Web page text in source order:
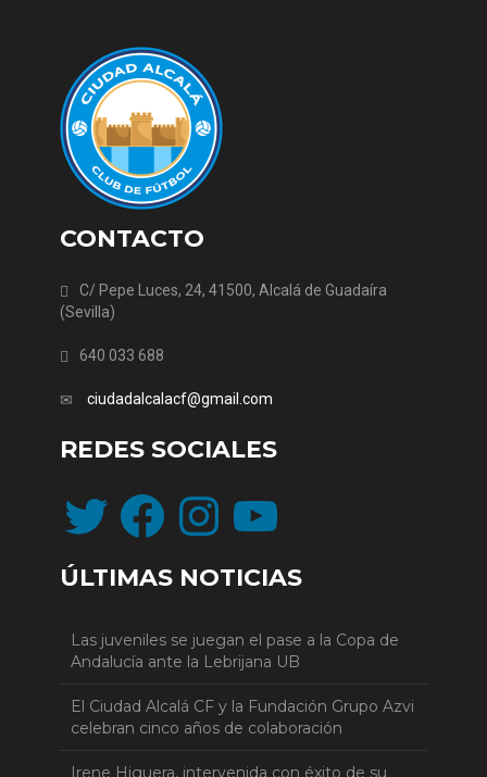
CONTACTO
C/ Pepe Luces, 24, 41500, Alcalá de Guadaíra
(Sevilla)
640 033 688
ciudadalcalacf@gmail.com
REDES SOCIALES
Twitter FacebookInstagramYouTube
ÚLTIMAS NOTICIAS
Las juveniles se juegan el pase a la Copa de
Andalucía ante la Lebrijana UB
El Ciudad Alcalá CF y la Fundación Grupo Azvi
celebran cinco años de colaboración
Irene Higuera, intervenida con éxito de su